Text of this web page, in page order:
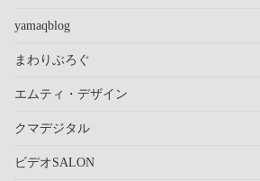
yamaqblog
まわりぶろぐ
エムティ・デザイン
クマデジタル
ビデオSALON